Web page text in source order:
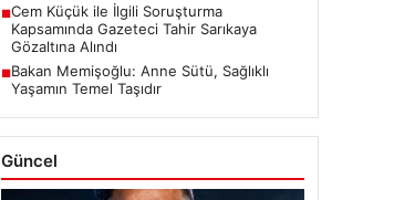
■Cem Küçük ile İlgili Soruşturma
Kapsamında Gazeteci Tahir Sarıkaya
Gözaltına Alındı
■Bakan Memişoğlu: Anne Sütü, Sağlıklı
Yaşamın Temel Taşıdır
Güncel